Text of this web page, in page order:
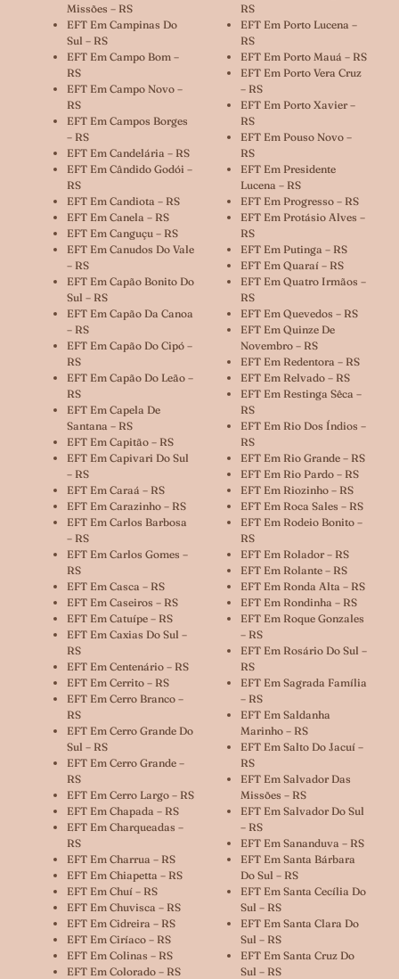
Missões – RS
EFT Em Campinas Do
Sul – RS
EFT Em Campo Bom –
RS
EFT Em Campo Novo –
RS
EFT Em Campos Borges
– RS
EFT Em Candelária – RS
EFT Em Cândido Godói –
RS
EFT Em Candiota – RS
EFT Em Canela – RS
EFT Em Canguçu – RS
EFT Em Canudos Do Vale
– RS
EFT Em Capão Bonito Do
Sul – RS
EFT Em Capão Da Canoa
– RS
EFT Em Capão Do Cipó –
RS
EFT Em Capão Do Leão –
RS
EFT Em Capela De
Santana – RS
EFT Em Capitão – RS
EFT Em Capivari Do Sul
– RS
EFT Em Caraá – RS
EFT Em Carazinho – RS
EFT Em Carlos Barbosa
– RS
EFT Em Carlos Gomes –
RS
EFT Em Casca – RS
EFT Em Caseiros – RS
EFT Em Catuípe – RS
EFT Em Caxias Do Sul –
RS
EFT Em Centenário – RS
EFT Em Cerrito – RS
EFT Em Cerro Branco –
RS
EFT Em Cerro Grande Do
Sul – RS
EFT Em Cerro Grande –
RS
EFT Em Cerro Largo – RS
EFT Em Chapada – RS
EFT Em Charqueadas –
RS
EFT Em Charrua – RS
EFT Em Chiapetta – RS
EFT Em Chuí – RS
EFT Em Chuvisca – RS
EFT Em Cidreira – RS
EFT Em Ciríaco – RS
EFT Em Colinas – RS
EFT Em Colorado – RS
RS
EFT Em Porto Lucena –
RS
EFT Em Porto Mauá – RS
EFT Em Porto Vera Cruz
– RS
EFT Em Porto Xavier –
RS
EFT Em Pouso Novo –
RS
EFT Em Presidente
Lucena – RS
EFT Em Progresso – RS
EFT Em Protásio Alves –
RS
EFT Em Putinga – RS
EFT Em Quaraí – RS
EFT Em Quatro Irmãos –
RS
EFT Em Quevedos – RS
EFT Em Quinze De
Novembro – RS
EFT Em Redentora – RS
EFT Em Relvado – RS
EFT Em Restinga Sêca –
RS
EFT Em Rio Dos Índios –
RS
EFT Em Rio Grande – RS
EFT Em Rio Pardo – RS
EFT Em Riozinho – RS
EFT Em Roca Sales – RS
EFT Em Rodeio Bonito –
RS
EFT Em Rolador – RS
EFT Em Rolante – RS
EFT Em Ronda Alta – RS
EFT Em Rondinha – RS
EFT Em Roque Gonzales
– RS
EFT Em Rosário Do Sul –
RS
EFT Em Sagrada Família
– RS
EFT Em Saldanha
Marinho – RS
EFT Em Salto Do Jacuí –
RS
EFT Em Salvador Das
Missões – RS
EFT Em Salvador Do Sul
– RS
EFT Em Sananduva – RS
EFT Em Santa Bárbara
Do Sul – RS
EFT Em Santa Cecília Do
Sul – RS
EFT Em Santa Clara Do
Sul – RS
EFT Em Santa Cruz Do
Sul – RS